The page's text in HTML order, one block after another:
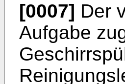
[0007] Der
Aufgabe